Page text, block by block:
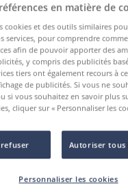
en matière de
cookies et des outils similaires
services, pour comprendre
afin de pouvoir apporter des
y compris des publicités
tiers ont également recours à
de publicités. Si vous ne
si vous souhaitez en savoir plus
cliquer sur « Personnaliser les
Autoriser tous
Personnaliser les cookies